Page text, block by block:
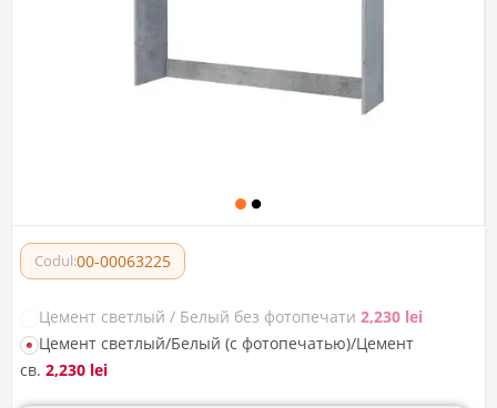
Codul:00-00063225
Цемент светлый / Белый без фотопечати 2,230 lei
Цемент светлый/Белый (с фотопечатью)/Цемент
св. 2,230 lei